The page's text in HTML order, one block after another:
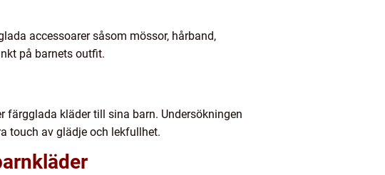
accessoarer såsom mössor, hårband,
på barnets outfit.
färgglada kläder till sina barn. Undersökningen
touch av glädje och lekfullhet.